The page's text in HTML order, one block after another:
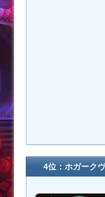
4位：ホガーク